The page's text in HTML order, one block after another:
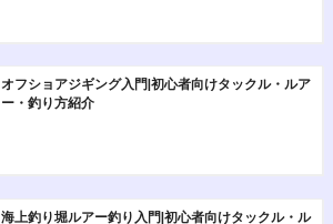
オフショアジギング入門|初心者向けタックル・ルア
ー・釣り方紹介
海上釣り堀ルアー釣り入門|初心者向けタックル・ル